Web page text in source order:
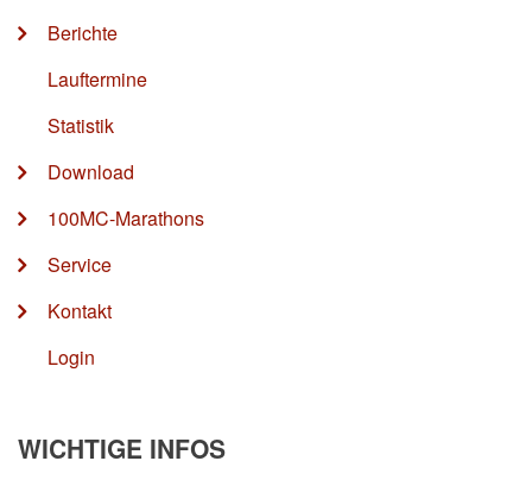
Berichte
Lauftermine
Statistik
Download
100MC-Marathons
Service
Kontakt
Login
WICHTIGE INFOS